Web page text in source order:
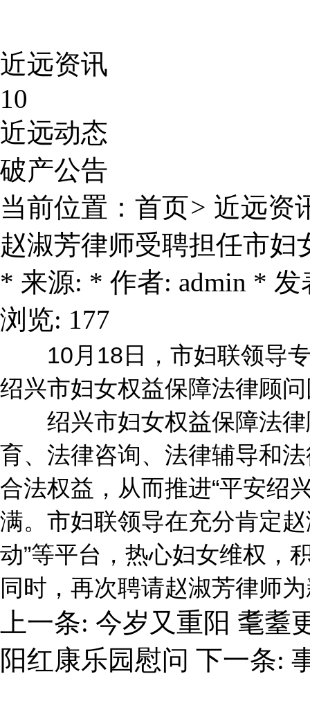
近远资讯
10
近远动态
破产公告
当前位置： 首页> 近远资
赵淑芳律师受聘担任市
* 来源: * 作者: admin * 发
浏览: 177
10月18日，市妇联领导专
绍兴市妇女权益保障法律顾
绍兴市妇女权益保障法律
育、法律咨询、法律辅导和
合法权益，从而推进“平安绍
满。市妇联领导在充分肯定
动”等平台，热心妇女维权，
同时，再次聘请赵淑芳律师
上一条: 今岁又重阳 耄
阳红康乐园慰问 下一条: